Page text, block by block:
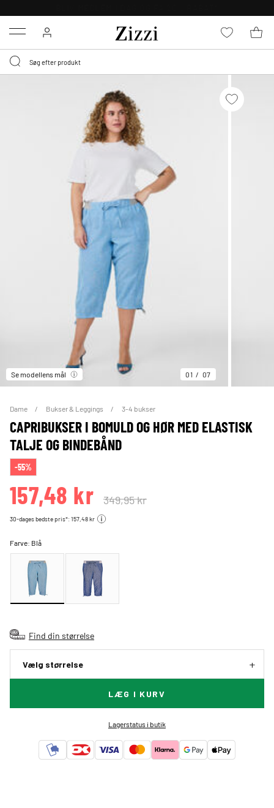
Menu
Se modellens mål 01 07
Dame Bukser & Leggings 3-4 bukser
CAPRIBUKSER I BOMULD OG HØR MED ELASTISK
TALJE OG BINDEBÅND
-55%
157,48 kr 349,95 kr
30-dages bedste pris*: 157,48 kr
Farve: Blå
Find din størrelse
Vælg størrelse
LÆG I KURV
Lagerstatus i butik